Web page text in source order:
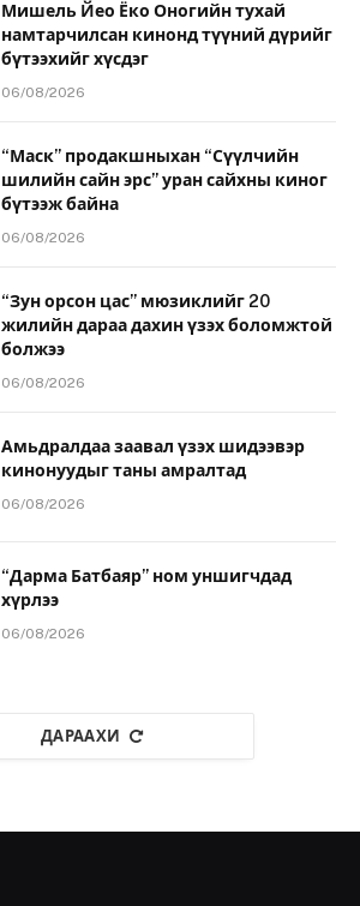
Мишель Йео Ёко Оногийн тухай
намтарчилсан кинонд түүний дүрийг
бүтээхийг хүсдэг
06/08/2026
“Маск” продакшныхан “Сүүлчийн
шилийн сайн эрс” уран сайхны киног
бүтээж байна
06/08/2026
“Зун орсон цас” мюзиклийг 20
жилийн дараа дахин үзэх боломжтой
болжээ
06/08/2026
Амьдралдаа заавал үзэх шидээвэр
кинонуудыг таны амралтад
06/08/2026
“Дарма Батбаяр” ном уншигчдад
хүрлээ
06/08/2026
ДАРААХИ